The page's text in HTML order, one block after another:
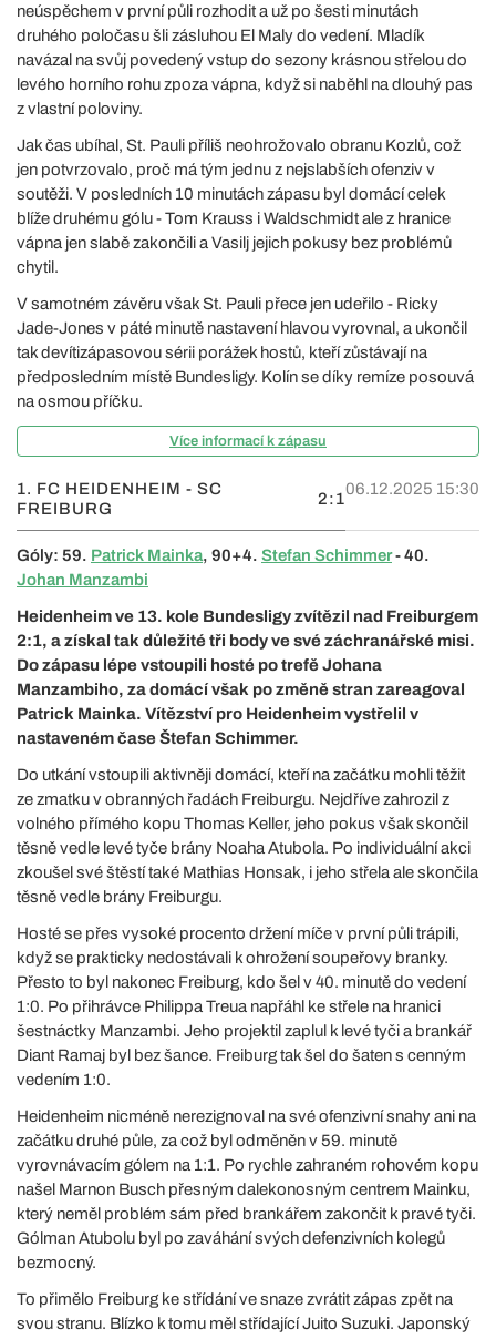
neúspěchem v první půli rozhodit a už po šesti minutách
druhého poločasu šli zásluhou El Maly do vedení. Mladík
navázal na svůj povedený vstup do sezony krásnou střelou do
levého horního rohu zpoza vápna, když si naběhl na dlouhý pas
z vlastní poloviny.
Jak čas ubíhal, St. Pauli příliš neohrožovalo obranu Kozlů, což
jen potvrzovalo, proč má tým jednu z nejslabších ofenziv v
soutěži. V posledních 10 minutách zápasu byl domácí celek
blíže druhému gólu - Tom Krauss i Waldschmidt ale z hranice
vápna jen slabě zakončili a Vasilj jejich pokusy bez problémů
chytil.
V samotném závěru však St. Pauli přece jen udeřilo - Ricky
Jade-Jones v páté minutě nastavení hlavou vyrovnal, a ukončil
tak devítizápasovou sérii porážek hostů, kteří zůstávají na
předposledním místě Bundesligy. Kolín se díky remíze posouvá
na osmou příčku.
Více informací k zápasu
1. FC HEIDENHEIM - SC
FREIBURG
2:1
06.12.2025 15:30
Góly: 59. Patrick Mainka, 90+4. Stefan Schimmer- 40.
Johan Manzambi
Heidenheim ve 13. kole Bundesligy zvítězil nad Freiburgem
2:1, a získal tak důležité tři body ve své záchranářské misi.
Do zápasu lépe vstoupili hosté po trefě Johana
Manzambiho, za domácí však po změně stran zareagoval
Patrick Mainka. Vítězství pro Heidenheim vystřelil v
nastaveném čase Štefan Schimmer.
Do utkání vstoupili aktivněji domácí, kteří na začátku mohli těžit
ze zmatku v obranných řadách Freiburgu. Nejdříve zahrozil z
volného přímého kopu Thomas Keller, jeho pokus však skončil
těsně vedle levé tyče brány Noaha Atubola. Po individuální akci
zkoušel své štěstí také Mathias Honsak, i jeho střela ale skončila
těsně vedle brány Freiburgu.
Hosté se přes vysoké procento držení míče v první půli trápili,
když se prakticky nedostávali k ohrožení soupeřovy branky.
Přesto to byl nakonec Freiburg, kdo šel v 40. minutě do vedení
1:0. Po přihrávce Philippa Treua napřáhl ke střele na hranici
šestnáctky Manzambi. Jeho projektil zaplul k levé tyči a brankář
Diant Ramaj byl bez šance. Freiburg tak šel do šaten s cenným
vedením 1:0.
Heidenheim nicméně nerezignoval na své ofenzivní snahy ani na
začátku druhé půle, za což byl odměněn v 59. minutě
vyrovnávacím gólem na 1:1. Po rychle zahraném rohovém kopu
našel Marnon Busch přesným dalekonosným centrem Mainku,
který neměl problém sám před brankářem zakončit k pravé tyči.
Gólman Atubolu byl po zaváhání svých defenzivních kolegů
bezmocný.
To přimělo Freiburg ke střídání ve snaze zvrátit zápas zpět na
svou stranu. Blízko k tomu měl střídající Juito Suzuki. Japonský